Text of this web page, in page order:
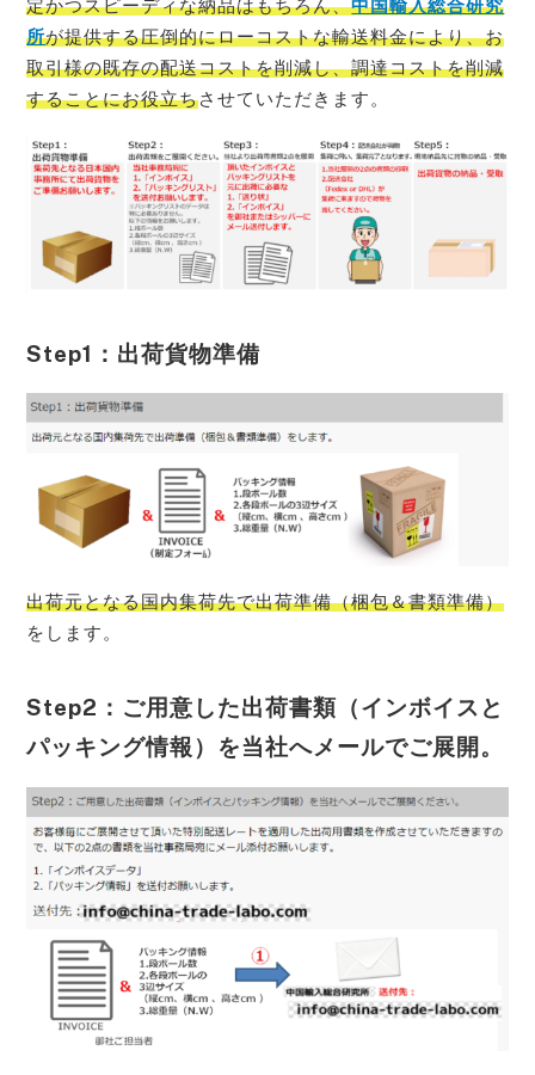
定かつスピーディな納品はもちろん、中国輸入総合研究
所が提供する圧倒的にローコストな輸送料金により、お
取引様の既存の配送コストを削減し、調達コストを削減
することにお役立ちさせていただきます。
Step1：出荷貨物準備
出荷元となる国内集荷先で出荷準備（梱包＆書類準備）
をします。
Step2：ご用意した出荷書類（インボイスと
パッキング情報）を当社へメールでご展開。